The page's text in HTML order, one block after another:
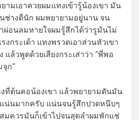
ามเอาควยผมแทงเข้ารู้น้องเขา มัน
ช่างดีนัก ผมพยายามอยู่นาน จน
ผ่อนลมหายใจผมรู้สึกได้ว่ารูมันไม่
งกระเด้า แทงพรวดเอาส่วนหัวเขา
แล้วพูดด้วยเสียงกระเส่าว่า “พี่พอ
ก”
งที่ต้นคอน้องเขา แล้วพยายามดันมัน
แน่นมากครับ แน่นจนรู้สึกปวดหนึบๆ
มควรมันก็เข้าไปจนสุดลำผมพักแช่